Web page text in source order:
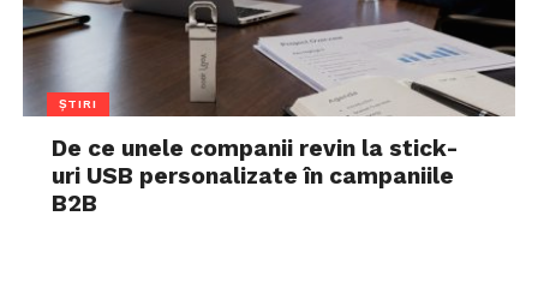
ȘTIRI
De ce unele companii revin la stick-
uri USB personalizate în campaniile
B2B